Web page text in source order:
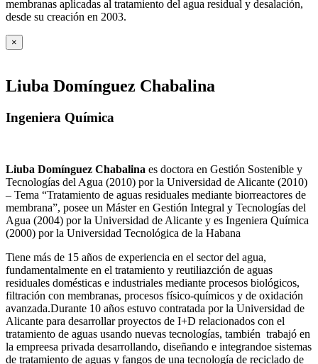
membranas aplicadas al tratamiento del agua residual y desalación,
desde su creación en 2003.
×
Liuba Domínguez Chabalina
Ingeniera Química
Liuba Domínguez Chabalina es doctora en Gestión Sostenible y
Tecnologías del Agua (2010) por la Universidad de Alicante (2010)
– Tema “Tratamiento de aguas residuales mediante biorreactores de
membrana”, posee un Máster en Gestión Integral y Tecnologías del
Agua (2004) por la Universidad de Alicante y es Ingeniera Química
(2000) por la Universidad Tecnológica de la Habana
Tiene más de 15 años de experiencia en el sector del agua,
fundamentalmente en el tratamiento y reutiliazción de aguas
residuales domésticas e industriales mediante procesos biológicos,
filtración con membranas, procesos físico-químicos y de oxidación
avanzada.Durante 10 años estuvo contratada por la Universidad de
Alicante para desarrollar proyectos de I+D relacionados con el
tratamiento de aguas usando nuevas tecnologías, también trabajó en
la empreesa privada desarrollando, diseñando e integrandoe sistemas
de tratamiento de aguas y fangos de una tecnología de reciclado de